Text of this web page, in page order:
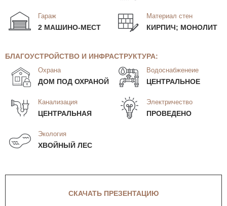
Гараж
2 МАШИНО-МЕСТ
Материал стен
КИРПИЧ; МОНОЛИТ
БЛАГОУСТРОЙСТВО И ИНФРАСТРУКТУРА:
Охрана
ДОМ ПОД ОХРАНОЙ
Водоснабженеие
ЦЕНТРАЛЬНОЕ
Канализация
ЦЕНТРАЛЬНАЯ
Электричество
ПРОВЕДЕНО
Экология
ХВОЙНЫЙ ЛЕС
СКАЧАТЬ ПРЕЗЕНТАЦИЮ